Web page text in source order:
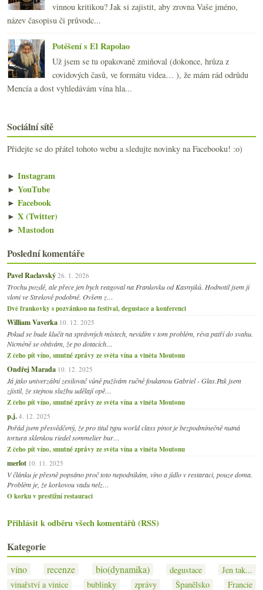
vinnou kritikou? Jak si zajistit, aby zrovna Vaše jméno,
název časopisu či průvodc...
Potěšení s El Rapolao
Už jsem se tu opakovaně zmiňoval (dokonce, hrůza z
covidových časů, ve formátu videa… ), že mám rád odrůdu
Mencía a dost vyhledávám vína hla...
Sociální sítě
Přidejte se do přátel tohoto webu a sledujte novinky na Facebooku! :o)
► Instagram
► YouTube
► Facebook
► X (Twitter)
► Mastodon
Poslední komentáře
Pavel Raclavský 26. 1. 2026
Trochu pozdě, ale přece jen bych reagoval na Frankovku od Kasnyiků. Hodnotil jsem ji
vloni ve Strekově podobně. Ovšem z…
Dvě frankovky s pozvánkou na festival, degustace a konferenci
William Vaverka 10. 12. 2025
Pokud se bude klučit na správných místech, nevidím v tom problém, réva patří do svahu.
Nicméně se obávám, že po dotacích…
Z čeho pít víno, smutné zprávy ze světa vína a viněta Moutonu
Ondřej Marada 10. 12. 2025
Já jako univerzální zesilovač vůně pužívám ručně foukanou Gabriel - Glas.Pak jsem
zjistil, že stejnou službu udělají opě…
Z čeho pít víno, smutné zprávy ze světa vína a viněta Moutonu
p.j. 4. 12. 2025
Pořád jsem přesvědčený, že pro titul typu world class pinot je bezpodmínečně nutná
tortura sklenkou riedel sommelier bur…
Z čeho pít víno, smutné zprávy ze světa vína a viněta Moutonu
merlot 10. 11. 2025
V článku je přesně popsáno proč toto nepodnikám, víno a jídlo v restaraci, pouze doma.
Problém je, že korkovou vadu nelz…
O korku v prestižní restauraci
Přihlásit k odběru všech komentářů (RSS)
Kategorie
víno recenze bio(dynamika) degustace
Jen tak...
vinařství a vinice
bublinky zprávy Španělsko Francie